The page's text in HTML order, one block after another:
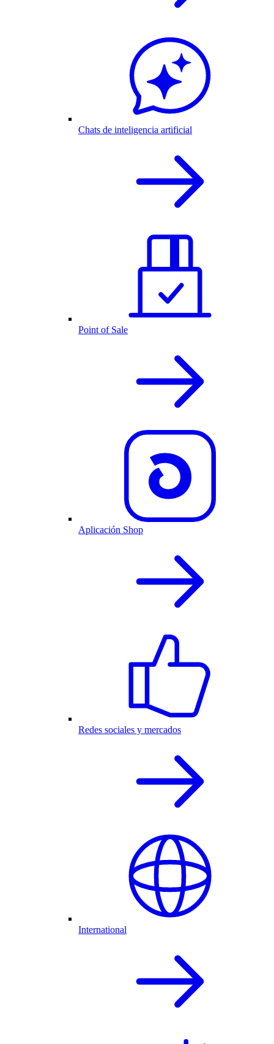
Chats de inteligencia artificial
Point of Sale
Aplicación Shop
Redes sociales y mercados
International